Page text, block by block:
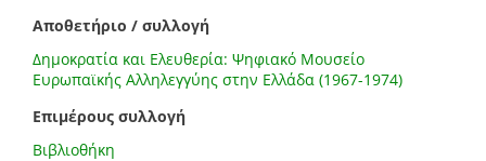
Αποθετήριο / συλλογή
Δημοκρατία και Ελευθερία: Ψηφιακό Μουσείο
Ευρωπαϊκής Αλληλεγγύης στην Ελλάδα (1967-1974)
Επιμέρους συλλογή
Βιβλιοθήκη